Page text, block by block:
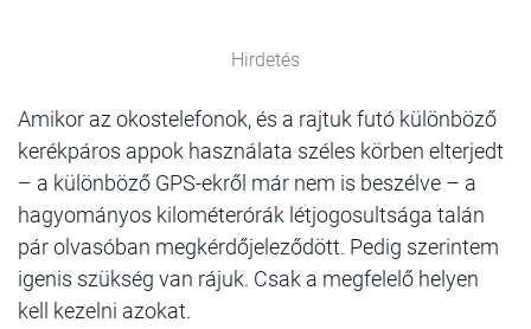
Hirdetés
Amikor az okostelefonok, és a rajtuk futó különböző
kerékpáros appok használata széles körben elterjedt
– a különböző GPS-ekről már nem is beszélve – a
hagyományos kilométerórák létjogosultsága talán
pár olvasóban megkérdőjeleződött. Pedig szerintem
igenis szükség van rájuk. Csak a megfelelő helyen
kell kezelni azokat.